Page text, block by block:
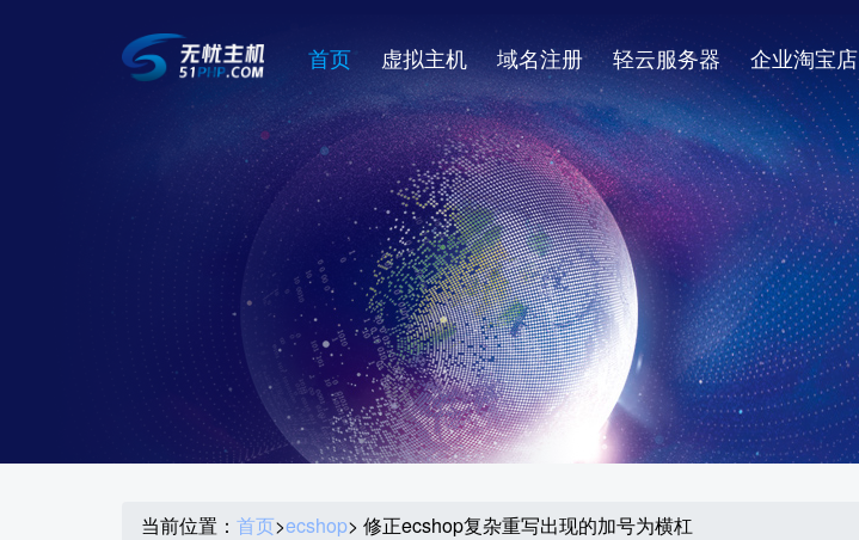
首页 虚拟主机 域名注册 轻云服务器 企业淘宝店
当前位置： 首页>ecshop> 修正ecshop复杂重写出现的加号为横杠